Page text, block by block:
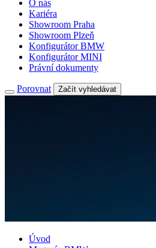
O nás
Kariéra
Showroom Praha
Showroom Plzeň
Konfigurátor BMW
Konfigurátor MINI
Právní dokumenty
Porovnat Začít vyhledávat
Úvod